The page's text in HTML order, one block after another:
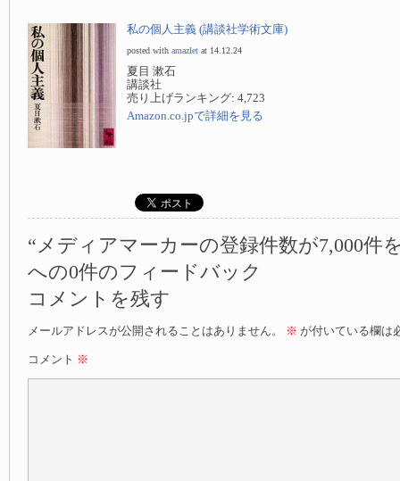
私の個人主義 (講談社学術文庫)
posted with amazlet at 14.12.24
夏目 漱石
講談社
売り上げランキング: 4,723
Amazon.co.jpで詳細を見る
“メディアマーカーの登録件数が7,000件
への0件のフィードバック
コメントを残す
メールアドレスが公開されることはありません。 ※ が付いている欄は
コメント ※